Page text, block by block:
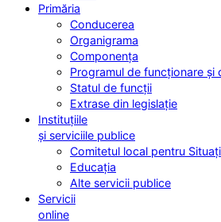
Primăria
Conducerea
Organigrama
Componența
Programul de funcționare și
Statul de funcții
Extrase din legislație
Instituțiile
și serviciile publice
Comitetul local pentru
Educația
Alte servicii publice
Servicii
online